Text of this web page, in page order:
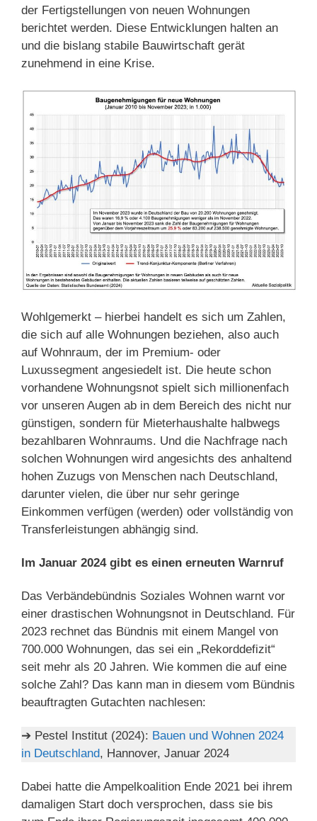
der Fertigstellungen von neuen Wohnungen
berichtet werden. Diese Entwicklungen halten an
und die bislang stabile Bauwirtschaft gerät
zunehmend in eine Krise.
Wohlgemerkt – hierbei handelt es sich um Zahlen,
die sich auf alle Wohnungen beziehen, also auch
auf Wohnraum, der im Premium- oder
Luxussegment angesiedelt ist. Die heute schon
vorhandene Wohnungsnot spielt sich millionenfach
vor unseren Augen ab in dem Bereich des nicht nur
günstigen, sondern für Mieterhaushalte halbwegs
bezahlbaren Wohnraums. Und die Nachfrage nach
solchen Wohnungen wird angesichts des anhaltend
hohen Zuzugs von Menschen nach Deutschland,
darunter vielen, die über nur sehr geringe
Einkommen verfügen (werden) oder vollständig von
Transferleistungen abhängig sind.
Im Januar 2024 gibt es einen erneuten Warnruf
Das Verbändebündnis Soziales Wohnen warnt vor
einer drastischen Wohnungsnot in Deutschland. Für
2023 rechnet das Bündnis mit einem Mangel von
700.000 Wohnungen, das sei ein „Rekorddefizit“
seit mehr als 20 Jahren. Wie kommen die auf eine
solche Zahl? Das kann man in diesem vom Bündnis
beauftragten Gutachten nachlesen:
➔ Pestel Institut (2024): Bauen und Wohnen 2024
in Deutschland, Hannover, Januar 2024
Dabei hatte die Ampelkoalition Ende 2021 bei ihrem
damaligen Start doch versprochen, dass sie bis